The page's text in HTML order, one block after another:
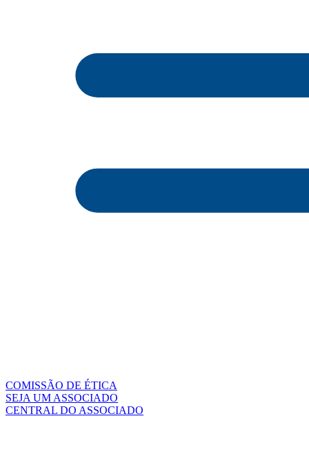
COMISSÃO DE ÉTICA
SEJA UM ASSOCIADO
CENTRAL DO ASSOCIADO